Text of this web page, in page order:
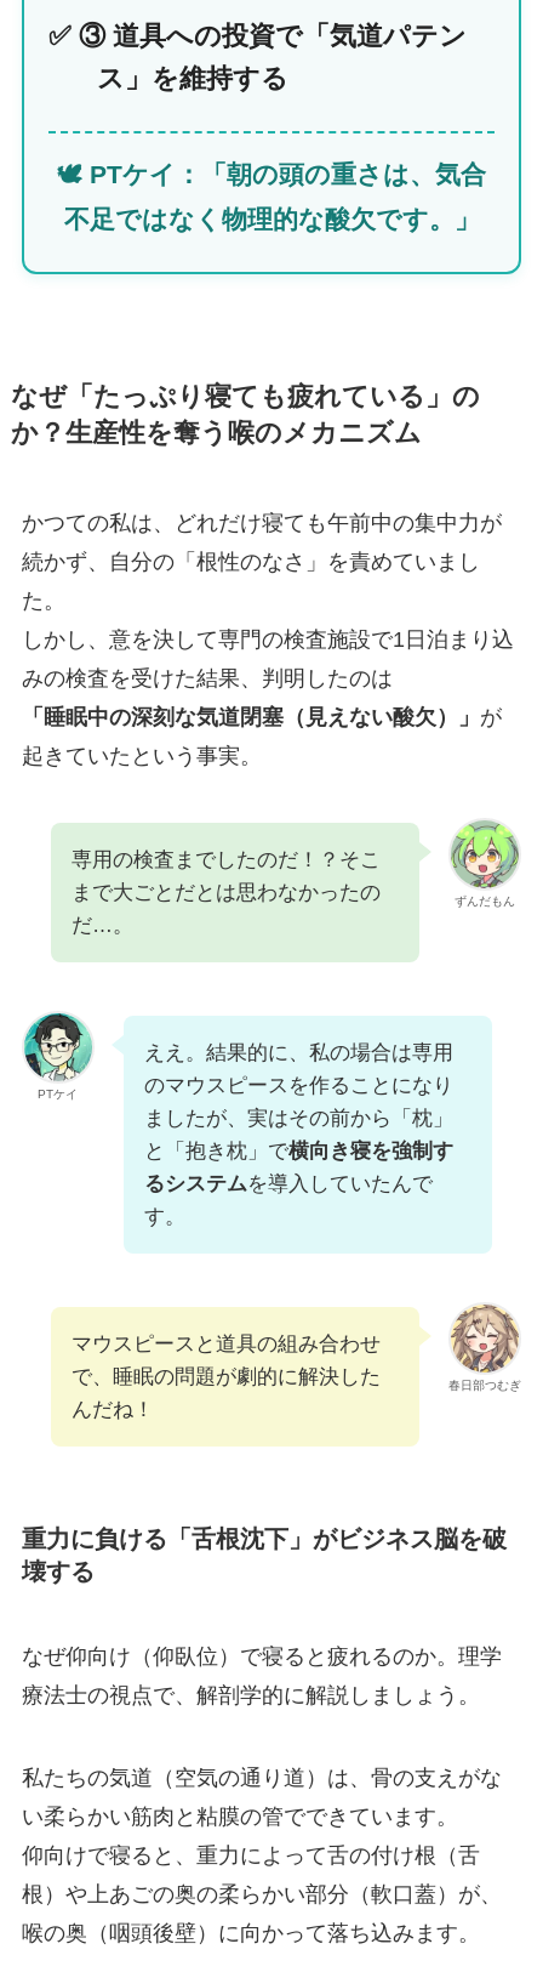
✅ ③ 道具への投資で「気道パテン
ス」を維持する
🕊️ PTケイ：「朝の頭の重さは、気合
不足ではなく物理的な酸欠です。」
なぜ「たっぷり寝ても疲れている」の
か？生産性を奪う喉のメカニズム
かつての私は、どれだけ寝ても午前中の集中力が
続かず、自分の「根性のなさ」を責めていまし
た。
しかし、意を決して専門の検査施設で1日泊まり込
みの検査を受けた結果、判明したのは
「睡眠中の深刻な気道閉塞（見えない酸欠）」 が
起きていたという事実。
ずんだもん
専用の検査までしたのだ！？そこ
まで大ごとだとは思わなかったの
だ…。
PTケイ
ええ。結果的に、私の場合は専用
のマウスピースを作ることになり
ましたが、実はその前から「枕」
と「抱き枕」で横向き寝を強制す
るシステムを導入していたんで
す。
春日部つむぎ
マウスピースと道具の組み合わせ
で、睡眠の問題が劇的に解決した
んだね！
重力に負ける「舌根沈下」がビジネス脳を破
壊する
なぜ仰向け（仰臥位）で寝ると疲れるのか。理学
療法士の視点で、解剖学的に解説しましょう。
私たちの気道（空気の通り道）は、骨の支えがな
い柔らかい筋肉と粘膜の管でできています。
仰向けで寝ると、重力によって舌の付け根（舌
根）や上あごの奥の柔らかい部分（軟口蓋）が、
喉の奥（咽頭後壁）に向かって落ち込みます。